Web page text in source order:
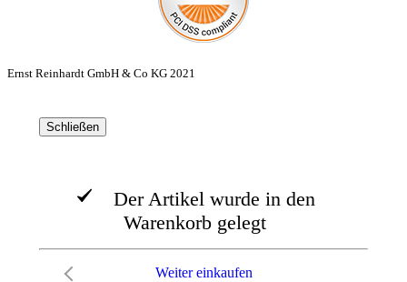
Ernst Reinhardt GmbH & Co KG 2021
Schließen
Der Artikel wurde in den
Warenkorb gelegt
Weiter einkaufen